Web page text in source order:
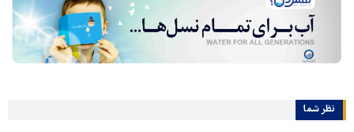
نظر شما